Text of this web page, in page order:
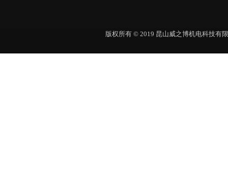
版权所有 © 2019 昆山威之博机电科技